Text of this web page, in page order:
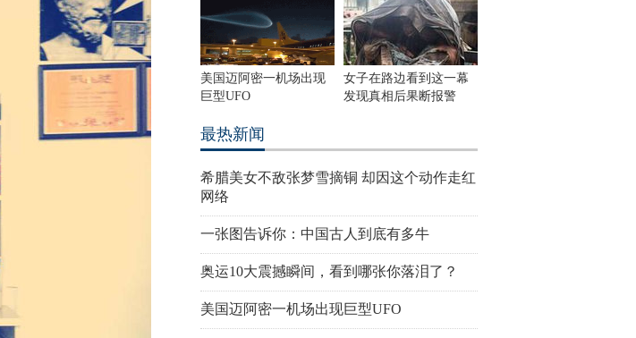
美国迈阿密一机场出现
巨型UFO
女子在路边看到这一幕
发现真相后果断报警
最热新闻
希腊美女不敌张梦雪摘铜 却因这个动作走红
网络
一张图告诉你：中国古人到底有多牛
奥运10大震撼瞬间，看到哪张你落泪了？
美国迈阿密一机场出现巨型UFO